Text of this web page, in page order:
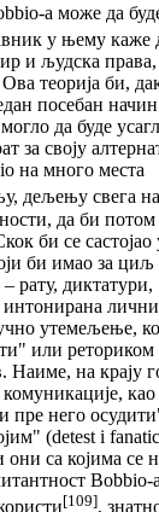
а може да
у њему каже
и људска
теорија би,
посебан
да буде
за своју
на много места
дељењу свега
да би потом
би се састојао
би имао за циљ
рату, диктатури,
интонирана
утемељење,
или реториком
Наиме, на крају
пре него
(detest i
они са којима се
Bobbio-
[109],